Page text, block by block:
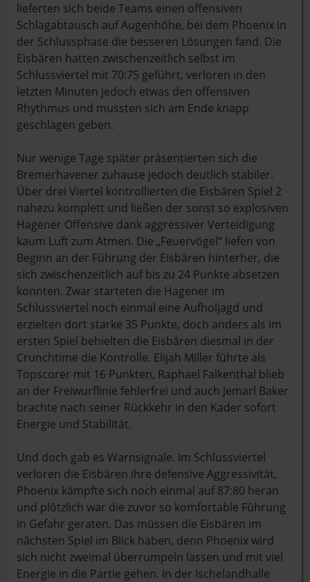
lieferten sich beide Teams einen offensiven
Schlagabtausch auf Augenhöhe, bei dem Phoenix in
der Schlussphase die besseren Lösungen fand. Die
Eisbären hatten zwischenzeitlich selbst im
Schlussviertel mit 70:75 geführt, verloren in den
letzten Minuten jedoch etwas den offensiven
Rhythmus und mussten sich am Ende knapp
geschlagen geben.
Nur wenige Tage später präsentierten sich die
Bremerhavener zuhause jedoch deutlich stabiler.
Über drei Viertel kontrollierten die Eisbären Spiel 2
nahezu komplett und ließen der sonst so explosiven
Hagener Offensive dank aggressiver Verteidigung
kaum Luft zum Atmen. Die „Feuervögel“ liefen von
Beginn an der Führung der Eisbären hinterher, die
sich zwischenzeitlich auf bis zu 24 Punkte absetzen
konnten. Zwar starteten die Hagener im
Schlussviertel noch einmal eine Aufholjagd und
erzielten dort starke 35 Punkte, doch anders als im
ersten Spiel behielten die Eisbären diesmal in der
Crunchtime die Kontrolle. Elijah Miller führte als
Topscorer mit 16 Punkten, Raphael Falkenthal blieb
an der Freiwurflinie fehlerfrei und auch Jemarl Baker
brachte nach seiner Rückkehr in den Kader sofort
Energie und Stabilität.
Und doch gab es Warnsignale. Im Schlussviertel
verloren die Eisbären ihre defensive Aggressivität,
Phoenix kämpfte sich noch einmal auf 87:80 heran
und plötzlich war die zuvor so komfortable Führung
in Gefahr geraten. Das müssen die Eisbären im
nächsten Spiel im Blick haben, denn Phoenix wird
sich nicht zweimal überrumpeln lassen und mit viel
Energie in die Partie gehen. In der Ischelandhalle